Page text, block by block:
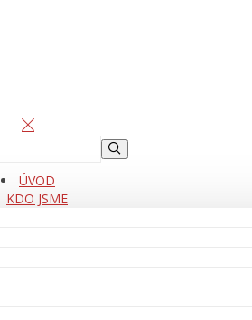
ÚVOD
KDO JSME